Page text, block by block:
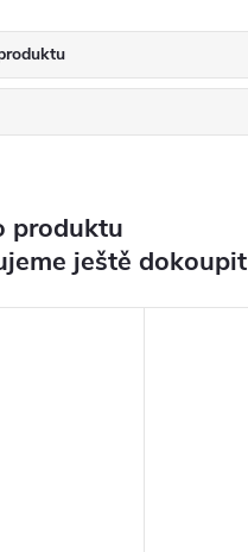
produktu
ještě dokoupit